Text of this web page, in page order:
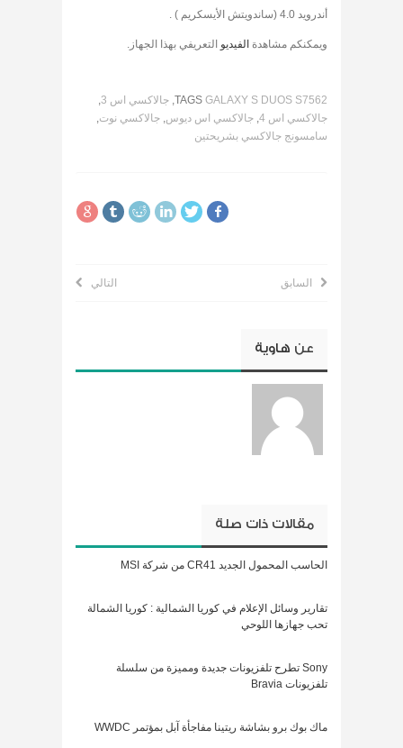
أندرويد 4.0 (ساندويتش الأيسكريم ) .
ويمكنكم مشاهدة الفيديو التعريفي بهذا الجهاز.
TAGS GALAXY S DUOS S7562
, جالاكسي اس 3
,
جالاكسي اس 4
, جالاكسي اس ديوس, جالاكسي نوت,
سامسونج جالاكسي بشريحتين
السابق التالي
عن هاوية
مقالات ذات صلة
الحاسب المحمول الجديد CR41 من شركة MSI
تقارير وسائل الإعلام في كوريا الشمالية : كوريا الشمالة
تحب جهازها اللوحي
Sony تطرح تلفزيونات جديدة ومميزة من سلسلة
تلفزيونات Bravia
ماك بوك برو بشاشة ريتينا مفاجأة آبل بمؤتمر WWDC